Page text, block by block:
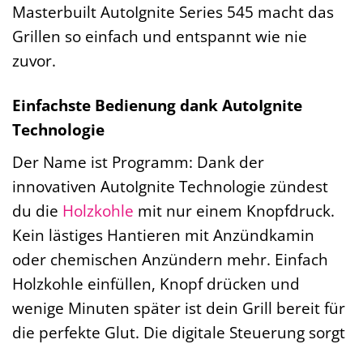
Masterbuilt AutoIgnite Series 545 macht das
Grillen so einfach und entspannt wie nie
zuvor.
Einfachste Bedienung dank AutoIgnite
Technologie
Der Name ist Programm: Dank der
innovativen AutoIgnite Technologie zündest
du die Holzkohle mit nur einem Knopfdruck.
Kein lästiges Hantieren mit Anzündkamin
oder chemischen Anzündern mehr. Einfach
Holzkohle einfüllen, Knopf drücken und
wenige Minuten später ist dein Grill bereit für
die perfekte Glut. Die digitale Steuerung sorgt